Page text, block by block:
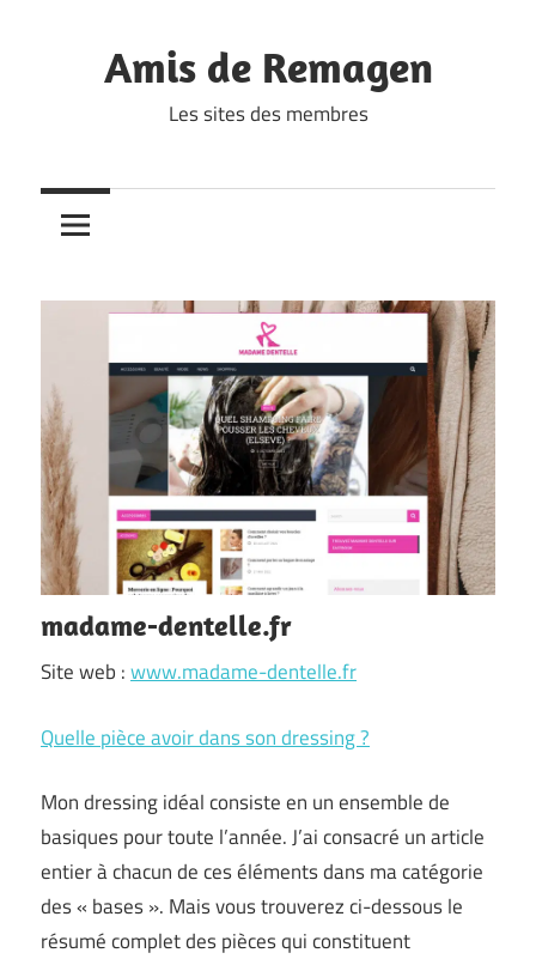
contentAmis de Remagen
Les sites des membres
madame-dentelle.fr
Site web :www.madame-dentelle.fr
Quelle pièce avoir dans son dressing ?
Mon dressing idéal consiste en un ensemble de
basiques pour toute l’année. J’ai consacré un article
entier à chacun de ces éléments dans ma catégorie
des « bases ». Mais vous trouverez ci-dessous le
résumé complet des pièces qui constituent